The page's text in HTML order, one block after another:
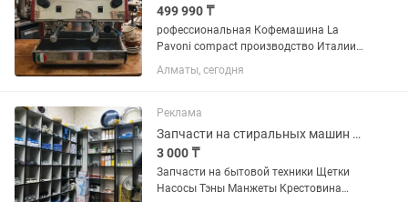
499 990 ₸
рофессиональная Кофемашина La
Pavoni compact производство Италии,
состояние хорошее на холдеры новые
прокладки, всё в рабочем состоянии.
Основные...
Алматы, сегодня
Реклама
Запчасти на стиральных машин автомат
3 000 ₸
Запчасти на бытовой техники Щетки
Насосы Тэны Манжеты Крестовина